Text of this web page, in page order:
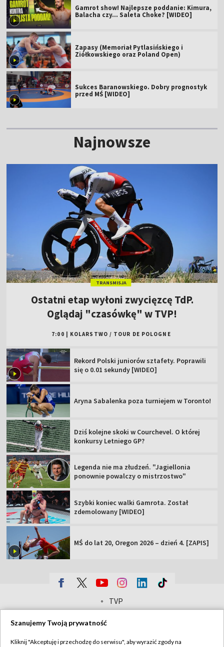
Gamrot show! Najlepsze poddanie: Kimura,
Balacha czy... Saleta Choke? [WIDEO]
Zapasy (Memoriał Pytlasińskiego i
Ziółkowskiego oraz Poland Open)
Sukces Baranowskiego. Dobry prognostyk
przed MŚ [WIDEO]
Najnowsze
TRANSMISJA
Ostatni etap wyłoni zwycięzcę TdP.
Oglądaj "czasówkę" w TVP!
7:00 KOLARSTWO / TOUR DE POLOGNE
Rekord Polski juniorów sztafety. Poprawili
się o 0.01 sekundy [WIDEO]
Aryna Sabalenka poza turniejem w Toronto!
Dziś kolejne skoki w Courchevel. O której
konkursy Letniego GP?
Legenda nie ma złudzeń. "Jagiellonia
ponownie powalczy o mistrzostwo"
Szybki koniec walki Gamrota. Został
zdemolowany [WIDEO]
MŚ do lat 20, Oregon 2026 – dzień 4. [ZAPIS]
TVP
Szanujemy Twoją prywatność
Kliknij "Akceptuję i przechodzę do serwisu", aby wyrazić zgody na